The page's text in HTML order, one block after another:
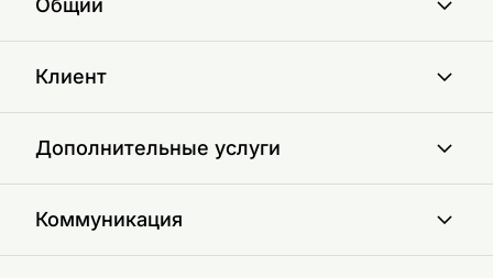
Общий
Клиент
Дополнительные услуги
Коммуникация